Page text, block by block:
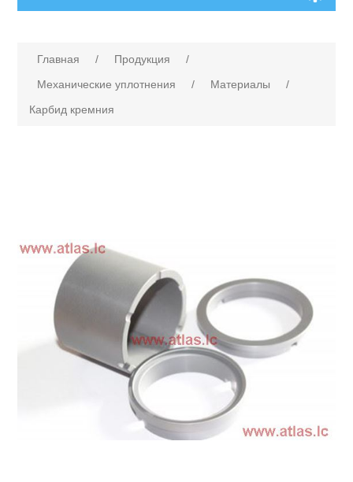
Главная / Продукция
/
Механические уплотнения
/ Материалы
/
Карбид кремния